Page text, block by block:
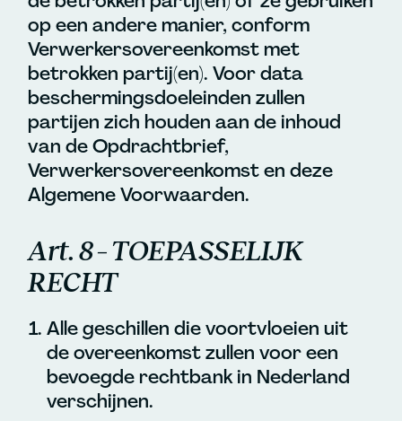
op een andere manier, conform
Verwerkersovereenkomst met
betrokken partij(en). Voor data
beschermingsdoeleinden zullen
partijen zich houden aan de inhoud
van de Opdrachtbrief,
Verwerkersovereenkomst en deze
Algemene Voorwaarden.
Art. 8 – TOEPASSELIJK
RECHT
Alle geschillen die voortvloeien uit
de overeenkomst zullen voor een
bevoegde rechtbank in Nederland
verschijnen.